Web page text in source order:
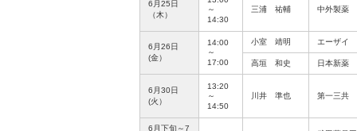
6月25日
（木）
～
14:30
三浦 祐輔 中外製薬
6月26日
(金）
14:00
～
17:00
小室 靖明 エーザイ
高垣 和史
日本新薬
6月30日
(火）
13:20
～
14:50
川井 準也 第一三共
6月下旬～7